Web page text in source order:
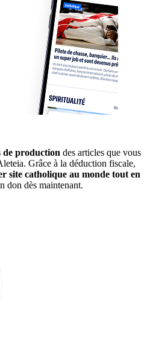
de production des articles que vous
Grâce à la déduction fiscale,
site catholique au monde tout en
don dès maintenant.